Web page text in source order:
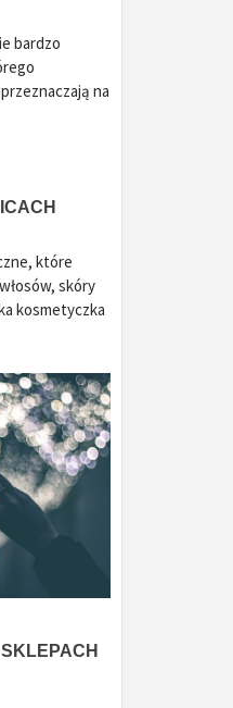
bardzo
na
które
skóry
kosmetyczka